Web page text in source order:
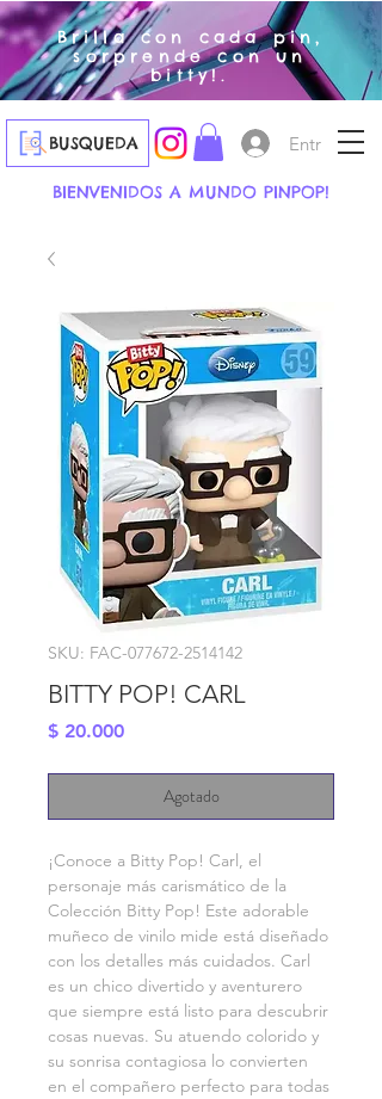
Brilla con cada pin,
sorprende con un
bitty!.
BUSQUEDA
BIENVENIDOS A MUNDO PINPOP!
Entrar
SKU: FAC-077672-2514142
BITTY POP! CARL
$ 20.000Precio
Agotado
¡Conoce a Bitty Pop! Carl, el
personaje más carismático de la
Colección Bitty Pop! Este adorable
muñeco de vinilo mide está diseñado
con los detalles más cuidados. Carl
es un chico divertido y aventurero
que siempre está listo para descubrir
cosas nuevas. Su atuendo colorido y
su sonrisa contagiosa lo convierten
en el compañero perfecto para todas